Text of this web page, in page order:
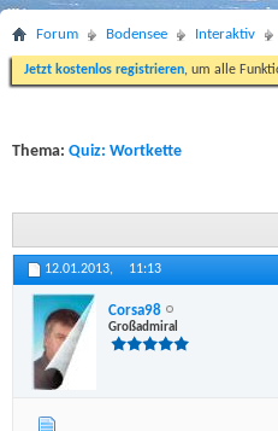
Forum Bodensee Interaktiv
Jetzt kostenlos registrieren, um alle
Thema: Quiz: Wortkette
12.01.2013, 11:13
Corsa98
Großadmiral